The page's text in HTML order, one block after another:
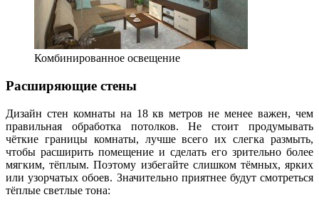
Комбинированное освещение
Расширяющие стены
Дизайн стен комнаты на 18 кв метров не менее важен, чем
правильная обработка потолков. Не стоит продумывать
чёткие границы комнаты, лучше всего их слегка размыть,
чтобы расширить помещение и сделать его зрительно более
мягким, тёплым. Поэтому избегайте слишком тёмных, ярких
или узорчатых обоев. Значительно приятнее будут смотреться
тёплые светлые тона: